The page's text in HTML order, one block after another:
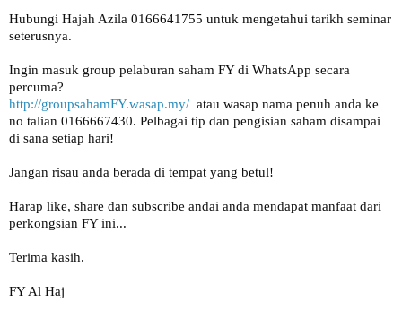
Hubungi Hajah Azila 0166641755 untuk mengetahui tarikh seminar
seterusnya.
Ingin masuk group pelaburan saham FY di WhatsApp secara
percuma?
http://groupsahamFY.wasap.my/
  atau wasap nama penuh anda ke
no talian 0166667430. Pelbagai tip dan pengisian saham disampai
di sana setiap hari!
Jangan risau anda berada di tempat yang betul!
Harap like, share dan subscribe andai anda mendapat manfaat dari
perkongsian FY ini...
Terima kasih.
FY Al Haj